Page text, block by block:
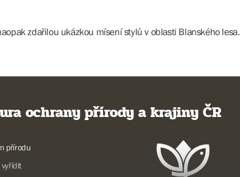
zdařilou ukázkou mísení stylů v oblasti Blanského lesa.
ochrany přírody a krajiny ČR
přírodu